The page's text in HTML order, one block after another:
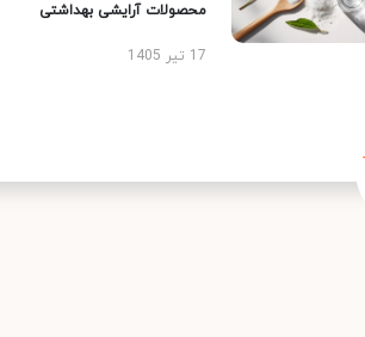
محصولات آرایشی بهداشتی
17 تیر 1405